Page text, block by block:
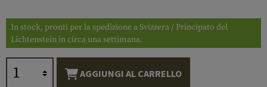
In stock, pronti per la spedizione a Svizzera / Principato del
Lichtenstein in circa una settimana.
AGGIUNGI AL CARRELLO